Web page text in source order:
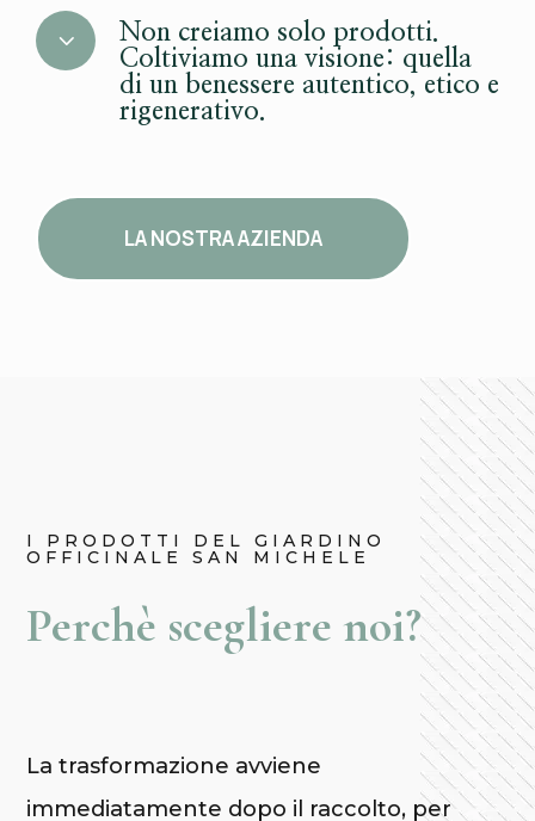
3
Non creiamo solo prodotti.
Coltiviamo una visione: quella
di un benessere autentico, etico e
rigenerativo.
LA NOSTRA AZIENDA
I PRODOTTI DEL GIARDINO
OFFICINALE SAN MICHELE
Perchè scegliere noi?
Latrasformazione avviene
immediatamente dopo il raccolto, per